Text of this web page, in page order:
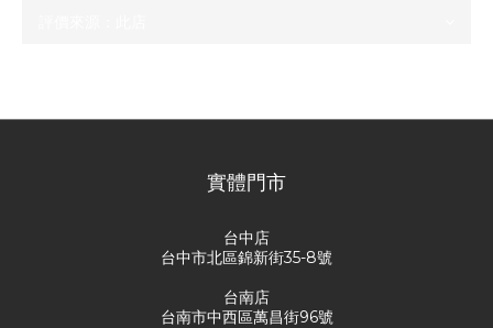
實體門市
台中店
台中市北區錦新街35-8號
台南店
台南市中西區萬昌街96號